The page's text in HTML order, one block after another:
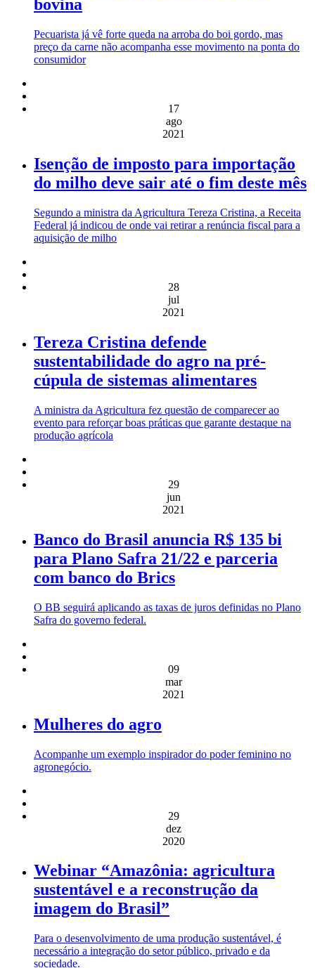
bovina
Pecuarista já vê forte queda na arroba do boi gordo, mas
preço da carne não acompanha esse movimento na ponta do
consumidor
17
ago
2021
Isenção de imposto para importação
do milho deve sair até o fim deste mês
Segundo a ministra da Agricultura Tereza Cristina, a Receita
Federal já indicou de onde vai retirar a renúncia fiscal para a
aquisição de milho
28
jul
2021
Tereza Cristina defende
sustentabilidade do agro na pré-
cúpula de sistemas alimentares
A ministra da Agricultura fez questão de comparecer ao
evento para reforçar boas práticas que garante destaque na
produção agrícola
29
jun
2021
Banco do Brasil anuncia R$ 135 bi
para Plano Safra 21/22 e parceria
com banco do Brics
O BB seguirá aplicando as taxas de juros definidas no Plano
Safra do governo federal.
09
mar
2021
Mulheres do agro
Acompanhe um exemplo inspirador do poder feminino no
agronegócio.
29
dez
2020
Webinar “Amazônia: agricultura
sustentável e a reconstrução da
imagem do Brasil”
Para o desenvolvimento de uma produção sustentável, é
necessário a integração do setor público, privado e da
sociedade.